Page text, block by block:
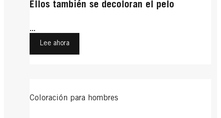
Ellos también se decoloran el pelo
...
Lee ahora
Coloración para hombres